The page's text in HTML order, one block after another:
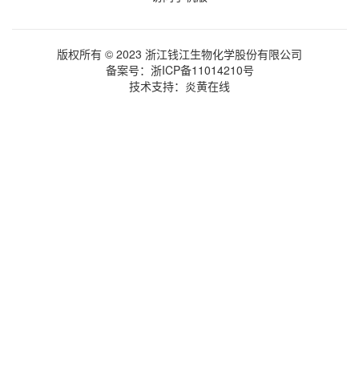
版权所有 © 2023 浙江钱江生物化学股份有限公司
备案号： 浙ICP备11014210号
技术支持： 炎黄在线